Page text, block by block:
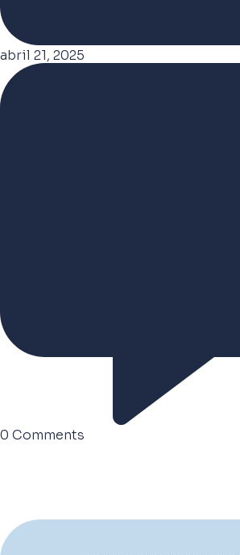
abril 21, 2025
0 Comments